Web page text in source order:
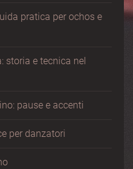
pratica per ochos e
storia e tecnica nel
pause e accenti
per danzatori